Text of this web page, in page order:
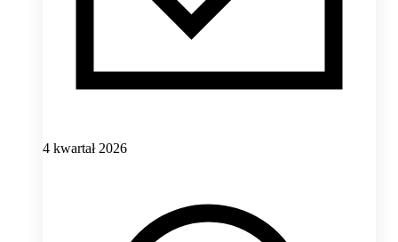
4 kwartał 2026